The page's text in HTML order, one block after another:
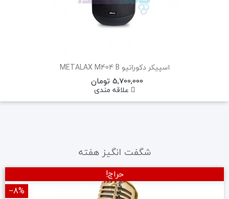
اسپیکر دکوراتیو METALAX M404 B
5,700,000 تومان
علاقه مندی
شگفت انگیز هفته
حراج!
‎−8%